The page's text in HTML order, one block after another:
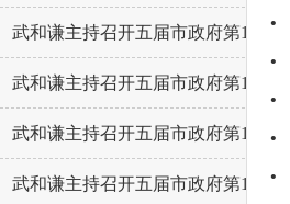
·
·
·
·
·